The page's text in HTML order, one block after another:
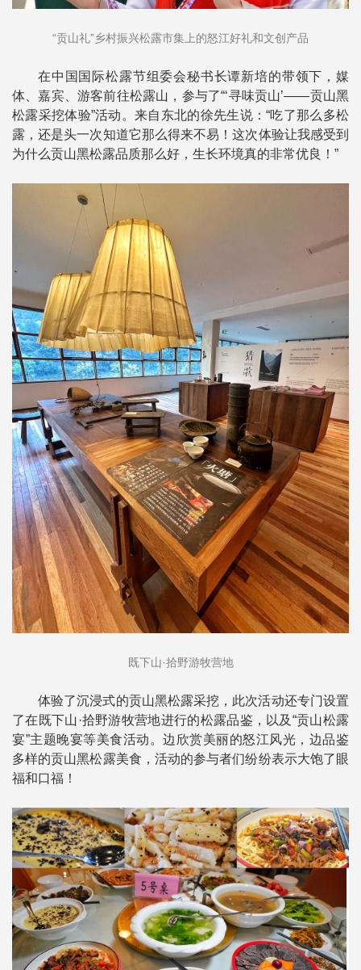
“贡山礼”乡村振兴松露市集上的怒江好礼和文创产品
在中国国际松露节组委会秘书长谭新培的带领下，媒
体、嘉宾、游客前往松露山，参与了“‘寻味贡山’——贡山黑
松露采挖体验”活动。来自东北的徐先生说：“吃了那么多松
露，还是头一次知道它那么得来不易！这次体验让我感受到
为什么贡山黑松露品质那么好，生长环境真的非常优良！”
既下山·拾野游牧营地
体验了沉浸式的贡山黑松露采挖，此次活动还专门设置
了在既下山·拾野游牧营地进行的松露品鉴，以及“贡山松露
宴”主题晚宴等美食活动。边欣赏美丽的怒江风光，边品鉴
多样的贡山黑松露美食，活动的参与者们纷纷表示大饱了眼
福和口福！